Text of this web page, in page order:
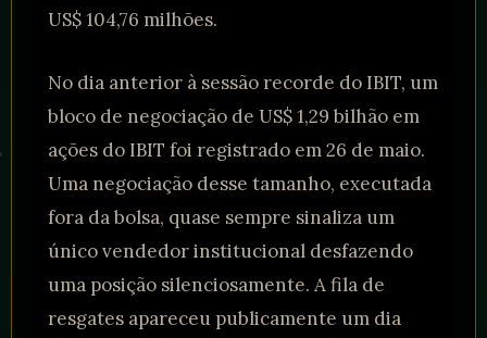
US$ 104,76 milhões.
No dia anterior à sessão recorde do IBIT, um
bloco de negociação de US$ 1,29 bilhão em
ações do IBIT foi registrado em 26 de maio.
Uma negociação desse tamanho, executada
fora da bolsa, quase sempre sinaliza um
único vendedor institucional desfazendo
uma posição silenciosamente. A fila de
resgates apareceu publicamente um dia